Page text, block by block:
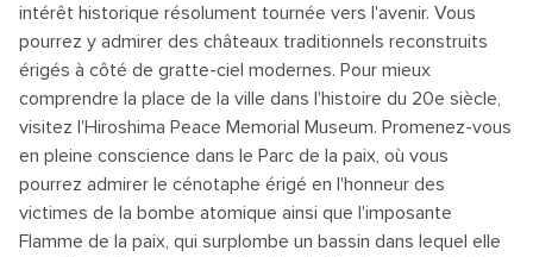
intérêt historique résolument tournée vers l'avenir. Vous
pourrez y admirer des châteaux traditionnels reconstruits
érigés à côté de gratte-ciel modernes. Pour mieux
comprendre la place de la ville dans l'histoire du 20e siècle,
visitez l'Hiroshima Peace Memorial Museum. Promenez-vous
en pleine conscience dans le Parc de la paix, où vous
pourrez admirer le cénotaphe érigé en l'honneur des
victimes de la bombe atomique ainsi que l'imposante
Flamme de la paix, qui surplombe un bassin dans lequel elle